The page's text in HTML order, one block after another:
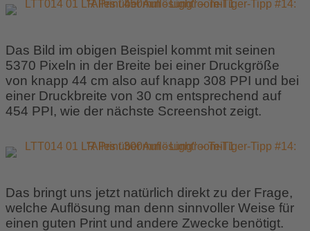
Das Bild im obigen Beispiel kommt mit seinen
5370 Pixeln in der Breite bei einer Druckgröße
von knapp 44 cm also auf knapp 308 PPI und bei
einer Druckbreite von 30 cm entsprechend auf
454 PPI, wie der nächste Screenshot zeigt.
Das bringt uns jetzt natürlich direkt zu der Frage,
welche Auflösung man denn sinnvoller Weise für
einen guten Print und andere Zwecke benötigt.